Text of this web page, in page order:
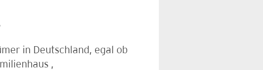
in Deutschland, egal ob
,